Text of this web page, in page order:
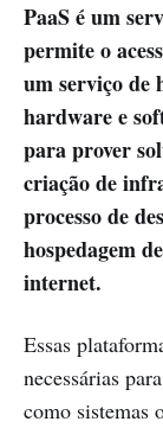
PaaS é um
permite o
um serviço de
hardware e
para prover
criação de
processo de
hospedagem
internet.
Essas
necessárias
como sistemas